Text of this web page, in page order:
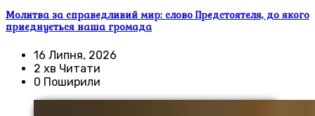
Молитва за справедливий мир: слово Предстоятеля, до якого
приєднується наша громада
16 Липня, 2026
2 хв Читати
0 Поширили